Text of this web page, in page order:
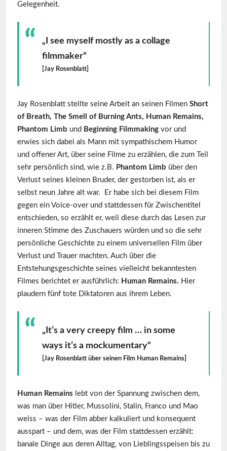
Gelegenheit.
„I see myself mostly as a collage
filmmaker“
[Jay Rosenblatt]
Jay Rosenblatt stellte seine Arbeit an seinen Filmen Short
of Breath, The Smell of Burning Ants, Human Remains,
Phantom Limb und Beginning Filmmakingvor und
erwies sich dabei als Mann mit sympathischem Humor
und offener Art, über seine Filme zu erzählen, die zum Teil
sehr persönlich sind, wie z.B. Phantom Limb über den
Verlust seines kleinen Bruder, der gestorben ist, als er
selbst neun Jahre alt war. Er habe sich bei diesem Film
gegen ein Voice-over und stattdessen für Zwischentitel
entschieden, so erzählt er, weil diese durch das Lesen zur
inneren Stimme des Zuschauers würden und so die sehr
persönliche Geschichte zu einem universellen Film über
Verlust und Trauer machten. Auch über die
Entstehungsgeschichte seines vielleicht bekanntesten
Filmes berichtet er ausführlich: Human Remains. Hier
plaudern fünf tote Diktatoren aus ihrem Leben.
„It’s a very creepy film … in some
ways it’s a mockumentary“
[Jay Rosenblatt über seinen Film Human Remains]
Human Remains lebt von der Spannung zwischen dem,
was man über Hitler, Mussolini, Stalin, Franco und Mao
weiss – was der Film abber kalkuliert und konsequent
ausspart – und dem, was der Film stattdessen erzählt:
banale Dinge aus deren Alltag, von Lieblingsspeisen bis zu